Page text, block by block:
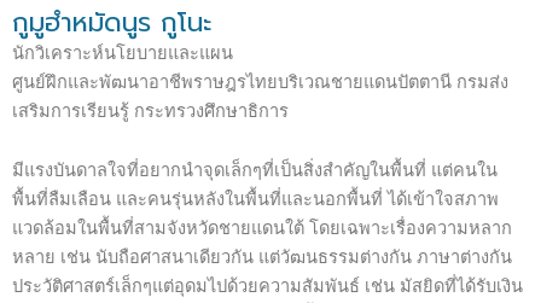
กูมูฮำหมัดนูร กูโนะ
นักวิเคราะห์นโยบายและแผน
ศูนย์ฝึกและพัฒนาอาชีพราษฎรไทยบริเวณชายแดนปัตตานี กรมส่ง
เสริมการเรียนรู้ กระทรวงศึกษาธิการ
มีแรงบันดาลใจที่อยากนำจุดเล็กๆที่เป็นสิ่งสำคัญในพื้นที่ แต่คนใน
พื้นที่ลืมเลือน และคนรุ่นหลังในพื้นที่และนอกพื้นที่ ได้เข้าใจสภาพ
แวดล้อมในพื้นที่สามจังหวัดชายแดนใต้ โดยเฉพาะเรื่องความหลาก
หลาย เช่น นับถือศาสนาเดียวกัน แต่วัฒนธรรมต่างกัน ภาษาต่างกัน
ประวัติศาสตร์เล็กๆแต่อุดมไปด้วยความสัมพันธ์ เช่น มัสยิดที่ได้รับเงิน